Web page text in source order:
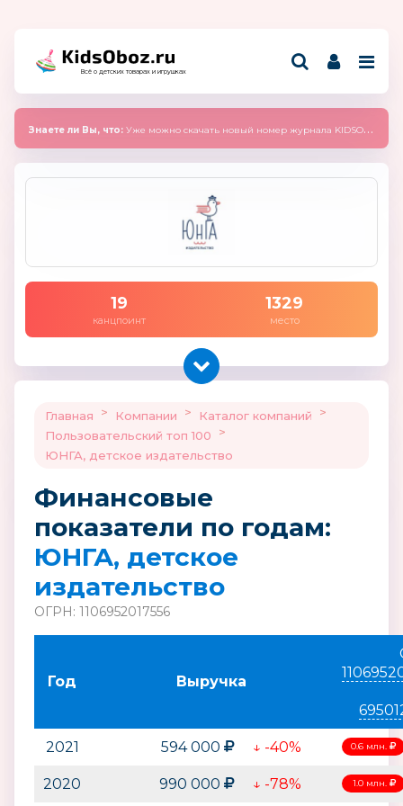
Всё о детских товарах и игрушках
Знаете ли Вы, что: Уже можно скачать новый номер журнала KIDSOBOZ 2025 (сентябрь)
19
канцпоинт
1329
место
Главная > Компании > Каталог компаний
>
Пользовательский топ 100
>
ЮНГА, детское издательство
Финансовые
показатели по годам:
ЮНГА, детское
издательство
ОГРН: 1106952017556
Год Выручка
2021 594 000 ↓ -40% 0.6 млн.
2020 990 000 ↓ -78% 1.0 млн.